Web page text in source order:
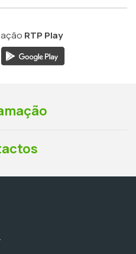
RTP Play